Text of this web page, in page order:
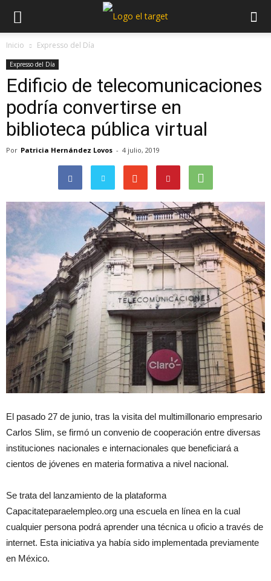
Inicio Expresso del Día
Expresso del Día
Edificio de telecomunicaciones
podría convertirse en
biblioteca pública virtual
Por Patricia Hernández Lovos - 4 julio, 2019
El pasado 27 de junio, tras la visita del multimillonario empresario
Carlos Slim, se firmó un convenio de cooperación entre diversas
instituciones nacionales e internacionales que beneficiará a
cientos de jóvenes en materia formativa a nivel nacional.
Se trata del lanzamiento de la plataforma
Capacitateparaelempleo.org una escuela en línea en la cual
cualquier persona podrá aprender una técnica u oficio a través de
internet. Esta iniciativa ya había sido implementada previamente
en México.